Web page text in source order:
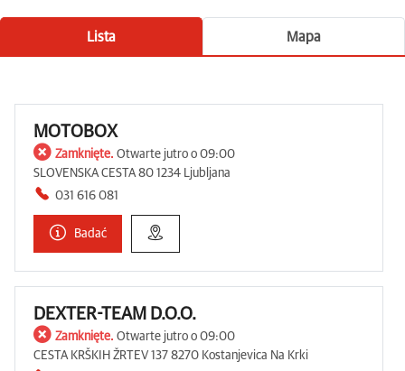
Lista Mapa
MOTOBOX
Zamknięte. Otwarte jutro o 09:00
SLOVENSKA CESTA 80 1234 Ljubljana
031 616 081
Badać
DEXTER-TEAM D.O.O.
Zamknięte. Otwarte jutro o 09:00
CESTA KRŠKIH ŽRTEV 137 8270 Kostanjevica Na Krki